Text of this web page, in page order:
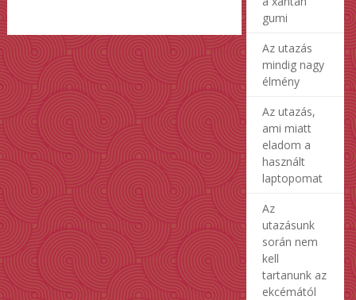
gumi
Az utazás
mindig nagy
élmény
Az utazás,
ami miatt
eladom a
használt
laptopomat
Az
utazásunk
során nem
kell
tartanunk az
ekcémától